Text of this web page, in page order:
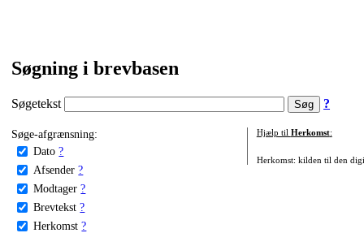
Søgning i brevbasen
Søgetekst ?
Søge-afgrænsning:
Dato ?
Afsender ?
Modtager ?
Brevtekst ?
Herkomst ?
Hjælp til Herkomst:
Herkomst: kilden til den